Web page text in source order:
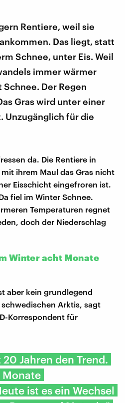
Rentiere, weil sie
Das liegt, statt
Schnee, unter Eis. Weil
immer wärmer
Der Regen
Gras wird unter einer
Unzugänglich für die
da. Die Rentiere in
ihrem Maul das Gras nicht
Eisschicht eingefroren ist.
fiel im Winter Schnee.
Temperaturen regnet
doch der Niederschlag
Winter acht Monate
aber kein grundlegend
Arktis, sagt
Korrespondent für
Jahren den Trend.
Monate
ist es ein Wechsel